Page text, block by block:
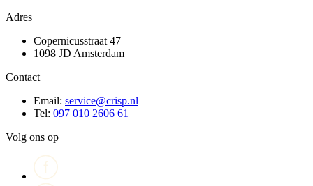
Adres
Copernicusstraat 47
1098 JD Amsterdam
Contact
Email: service@crisp.nl
Tel: 097 010 2606 61
Volg ons op